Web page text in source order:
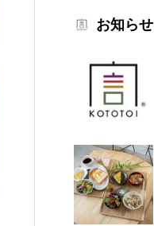
お知らせ